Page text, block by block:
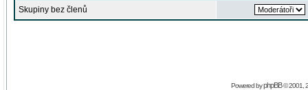
Skupiny bez členů
Powered byphpBB© 2001,